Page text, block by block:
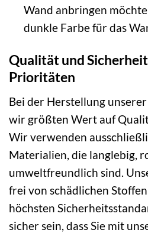
Wand anbringen
dunkle Farbe für das
Qualität und
Prioritäten
Bei der Herstellung
wir größten Wert auf
Wir verwenden
Materialien, die langlebig,
umweltfreundlich sind.
frei von schädlichen
höchsten
sicher sein, dass Sie mit